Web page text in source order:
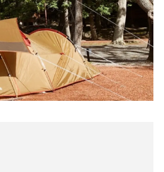
万博
冷凍食品豆知識
品質管理
問い合わせ
プレート
チャミスル
ーティー
パーティー餃子
ハンギョドン